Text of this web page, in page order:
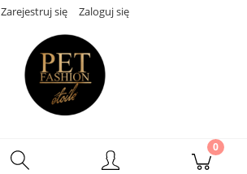
Zarejestruj się Zaloguj się